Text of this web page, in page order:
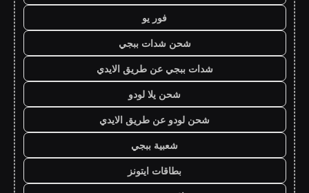
فور يو
شحن شدات ببجي
شدات ببجي عن طريق الايدي
شحن يلا لودو
شحن لودو عن طريق الايدي
شعبية ببجي
بطاقات ايتونز